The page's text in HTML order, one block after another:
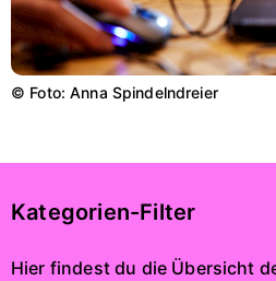
© Foto: Anna Spindelndreier
Kategorien-Filter
Hier findest du die Übersicht